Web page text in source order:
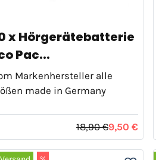
x Hörgerätebatterie
Pac...
Markenhersteller alle
made in Germany
18,90 €9,50 €